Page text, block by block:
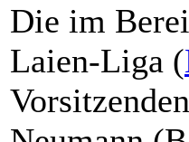
Die im
Laien-Liga (